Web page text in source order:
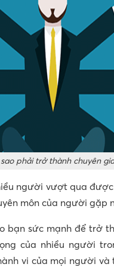
sao phải trở thành chuyên
người vượt qua
môn của người gặp
bạn sức mạnh để trở
của nhiều người
vi của mọi người